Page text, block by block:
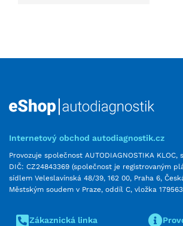
Internetový obchod autodiagnostik.cz
Provozuje společnost AUTODIAGNOSTIKA KLOC,
DIČ: CZ24843369 (společnost je registrovaným
sídlem Veleslavínská 48/39, 162 00, Praha 6,
Městským soudem v Praze, oddíl C, vložka 179563
Zákaznická linka